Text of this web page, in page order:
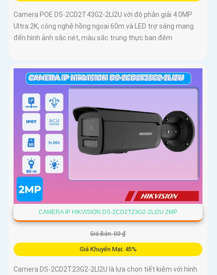
Camera POE DS-2CD2T43G2-2LI2U với độ phân giải 4.0MP
Ultra 2K, công nghệ hồng ngoại 60m và LED trợ sáng mang
đến hình ảnh sắc nét, màu sắc trung thực ban đêm
CAMERA IP HIKVISION DS-2CD2T23G2-2LI2U 2MP
Giá Bán: 00 ₫
Giá Khuyến Mại: 45%
Camera DS-2CD2T23G2-2LI2U là lựa chọn tiết kiệm với hình